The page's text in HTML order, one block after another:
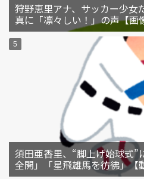
狩野恵里アナ、サッカー少女
真に「凛々しい！」の声【画
須田亜香里、“脚上げ始球式”
全開」「星飛雄馬を彷彿」【